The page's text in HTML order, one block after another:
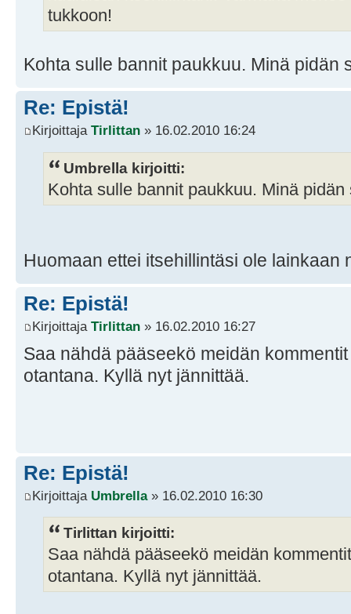
tukkoon!
Kohta sulle bannit paukkuu. Minä pidän
Re: Epistä!
Kirjoittaja Tirlittan » 16.02.2010 16:24
Umbrella kirjoitti:
Kohta sulle bannit paukkuu. Minä pidän
Huomaan ettei itsehillintäsi ole lainkaan
Re: Epistä!
Kirjoittaja Tirlittan » 16.02.2010 16:27
Saa nähdä pääseekö meidän
otantana. Kyllä nyt jännittää.
Re: Epistä!
Kirjoittaja Umbrella» 16.02.2010 16:30
Tirlittan kirjoitti:
Saa nähdä pääseekö meidän
otantana. Kyllä nyt jännittää.